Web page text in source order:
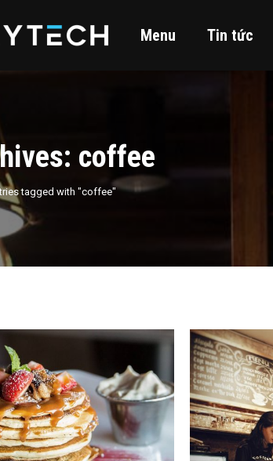
Menu Tin tức
coffee
tagged with "coffee"